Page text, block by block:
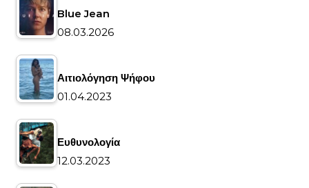
Blue Jean
08.03.2026
Αιτιολόγηση Ψήφου
01.04.2023
Ευθυνολογία
12.03.2023